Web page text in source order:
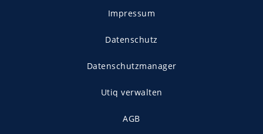
Impressum
Datenschutz
Datenschutzmanager
Utiq verwalten
AGB